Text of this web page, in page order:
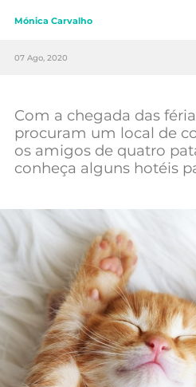
Fitness
Mães e Bebés
Mónica Carvalho
07 Ago, 2020
Com a chegada das
procuram um local de
os amigos de quatro
conheça alguns hotéis